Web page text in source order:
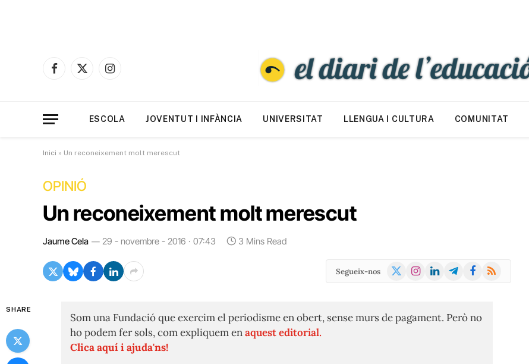
Facebook
X
Instagram
ESCOLA JOVENTUT I INFÀNCIA UNIVERSITAT LLENGUA I CULTURA COMUNITAT
Inici » Un reconeixement molt merescut
OPINIÓ
Un reconeixement molt merescut
Jaume Cela 29 - novembre - 2016 · 07:43 3 Mins Read
Segueix-nos
X
Instagram
LinkedInTelegramFacebook
RSS
SHARE
Som una Fundació que exercim el periodisme en obert, sense murs de pagament. Però no
ho podem fer sols, com expliquem enaquest editorial.
Clica aquí i ajuda'ns!